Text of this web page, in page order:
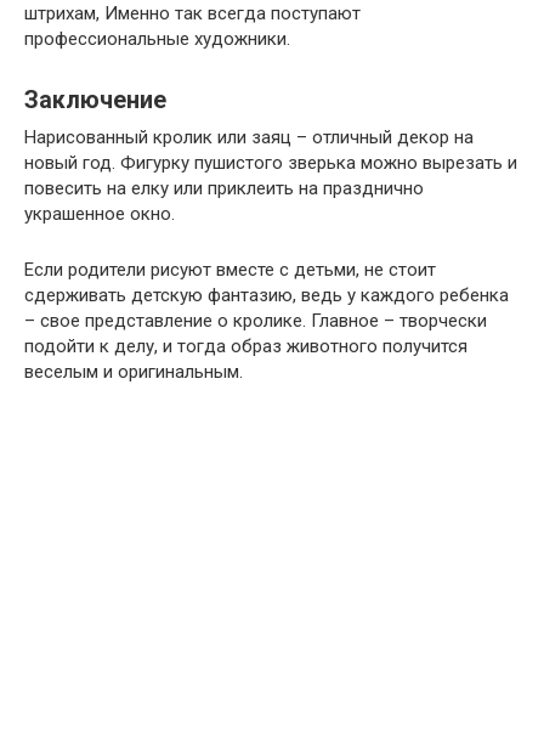
штрихам, Именно так всегда поступают
профессиональные художники.
Заключение
Нарисованный кролик или заяц – отличный декор на
новый год. Фигурку пушистого зверька можно вырезать и
повесить на елку или приклеить на празднично
украшенное окно.
Если родители рисуют вместе с детьми, не стоит
сдерживать детскую фантазию, ведь у каждого ребенка
– свое представление о кролике. Главное – творчески
подойти к делу, и тогда образ животного получится
веселым и оригинальным.